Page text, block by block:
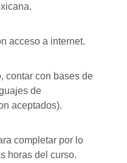
acceso a internet.
contar con bases de
de
aceptados).
completar por lo
horas del curso.